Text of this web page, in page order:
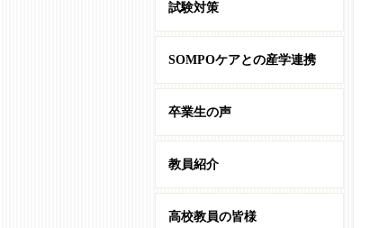
試験対策
SOMPOケアとの産学連携
卒業生の声
教員紹介
高校教員の皆様